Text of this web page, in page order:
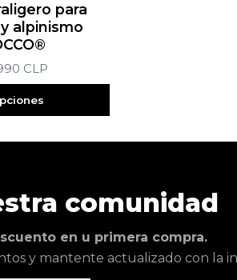
para
alpinismo
CLP
comunidad
en u primera compra.
y mantente actualizado con la